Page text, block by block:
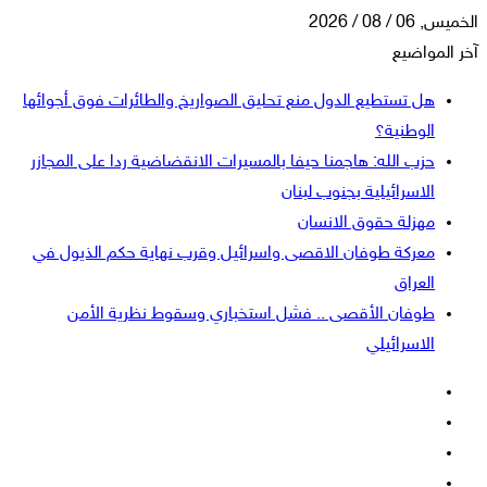
الخميس, 06 / 08 / 2026
آخر المواضيع
هل تستطيع الدول منع تحليق الصواريخ والطائرات فوق أجوائها
الوطنية؟
حزب الله: هاجمنا حيفا بالمسيرات الانقضاضية ردا على المجازر
الاسرائيلية بجنوب لبنان
مهزلة حقوق الانسان
معركة طوفان الاقصى واسرائيل وقرب نهاية حكم الذيول في
العراق
طوفان الأقصى .. فشل استخباري وسقوط نظرية الأمن
الاسرائيلي